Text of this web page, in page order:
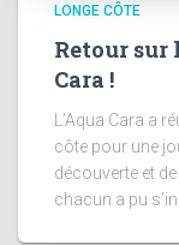
LONGE CÔTE
Retour sur
Cara !
L’Aqua Cara a
côte pour une
découverte et
chacun a pu